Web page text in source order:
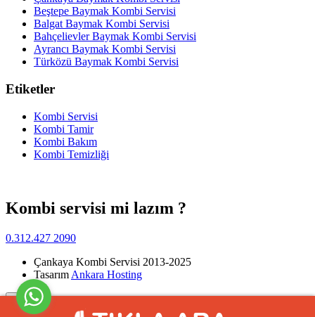
Beştepe Baymak Kombi Servisi
Balgat Baymak Kombi Servisi
Bahçelievler Baymak Kombi Servisi
Ayrancı Baymak Kombi Servisi
Türközü Baymak Kombi Servisi
Etiketler
Kombi Servisi
Kombi Tamir
Kombi Bakım
Kombi Temizliği
Kombi servisi mi lazım ?
0.312.427 2090
Çankaya Kombi Servisi 2013-2025
Tasarım Ankara Hosting
Yukarı